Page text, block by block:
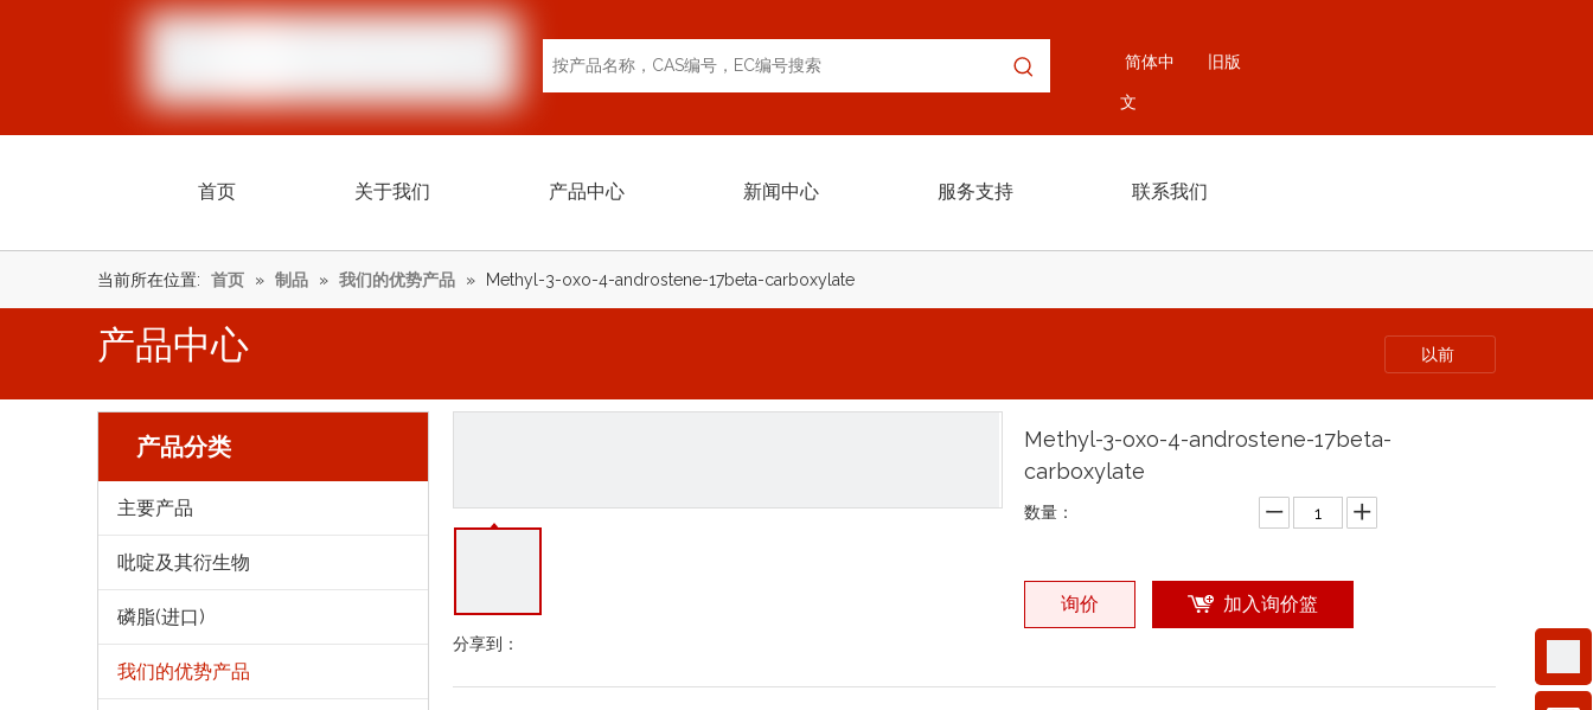
简体中
文
旧版
首页 关于我们 产品中心 新闻中心 服务支持 联系我们
当前所在位置: 首页 » 制品 » 我们的优势产品 » Methyl-3-oxo-4-androstene-17beta-carboxylate
产品中心 以前
产品分类
主要产品
吡啶及其衍生物
磷脂(进口)
我们的优势产品
分享到：
Methyl-3-oxo-4-androstene-17beta-
carboxylate
数量：
询价 加入询价篮